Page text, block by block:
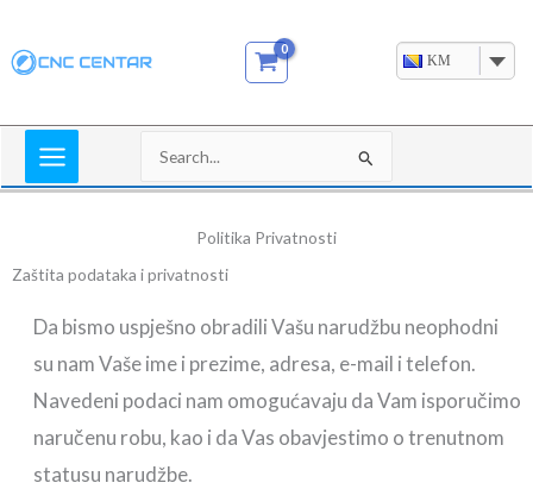
content
KM
Search
for:
Politika Privatnosti
Zaštita podataka i privatnosti
Da bismo uspješno obradili Vašu narudžbu neophodni
su nam Vaše ime i prezime, adresa, e-mail i telefon.
Navedeni podaci nam omogućavaju da Vam isporučimo
naručenu robu, kao i da Vas obavjestimo o trenutnom
statusu narudžbe.